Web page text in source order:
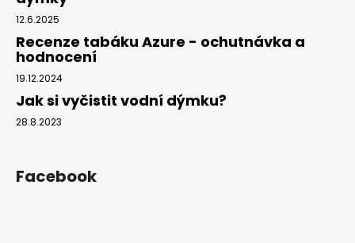
12.6.2025
Recenze tabáku Azure - ochutnávka a
hodnocení
19.12.2024
Jak si vyčistit vodní dýmku?
28.8.2023
Facebook